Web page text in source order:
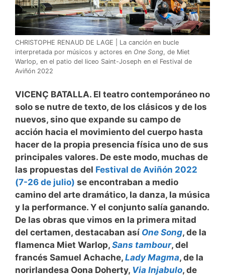
CHRISTOPHE RENAUD DE LAGE | La canción en bucle
interpretada por músicos y actores en One Song, de Miet
Warlop, en el patio del liceo Saint-Joseph en el Festival de
Aviñón 2022
VICENÇ BATALLA. El teatro contemporáneo no
solo se nutre de texto, de los clásicos y de los
nuevos, sino que expande su campo de
acción hacia el movimiento del cuerpo hasta
hacer de la propia presencia física uno de sus
principales valores. De este modo, muchas de
las propuestas del Festival de Aviñón 2022
(7-26 de julio) se encontraban a medio
camino del arte dramático, la danza, la música
y la performance. Y el conjunto salía ganando.
De las obras que vimos en la primera mitad
del certamen, destacaban así One Song, de la
flamenca Miet Warlop, Sans tambour, del
francés Samuel Achache, Lady Magma, de la
norirlandesa Oona Doherty, Via Injabulo, de